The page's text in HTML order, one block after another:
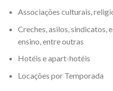
Associações culturais,
Creches, asilos, sindicatos,
ensino, entre outras
Hotéis e apart-hotéis
Locações por Temporada